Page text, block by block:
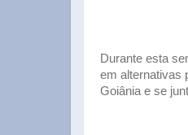
Durante esta
em alternativas
Goiânia e se